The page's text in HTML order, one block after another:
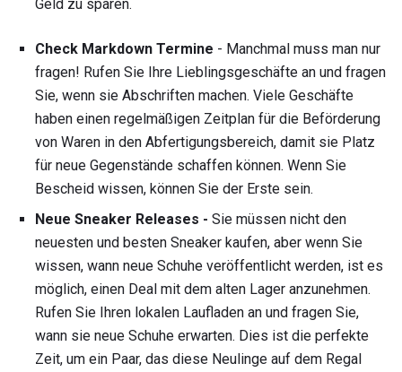
Geld zu sparen.
Check Markdown Termine - Manchmal muss man nur
fragen! Rufen Sie Ihre Lieblingsgeschäfte an und fragen
Sie, wenn sie Abschriften machen. Viele Geschäfte
haben einen regelmäßigen Zeitplan für die Beförderung
von Waren in den Abfertigungsbereich, damit sie Platz
für neue Gegenstände schaffen können. Wenn Sie
Bescheid wissen, können Sie der Erste sein.
Neue Sneaker Releases - Sie müssen nicht den
neuesten und besten Sneaker kaufen, aber wenn Sie
wissen, wann neue Schuhe veröffentlicht werden, ist es
möglich, einen Deal mit dem alten Lager anzunehmen.
Rufen Sie Ihren lokalen Laufladen an und fragen Sie,
wann sie neue Schuhe erwarten. Dies ist die perfekte
Zeit, um ein Paar, das diese Neulinge auf dem Regal